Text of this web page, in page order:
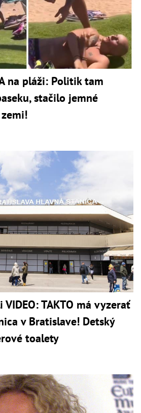
na pláži: Politik tam
stačilo jemné
TAKTO má vyzerať
v Bratislave! Detský
toalety